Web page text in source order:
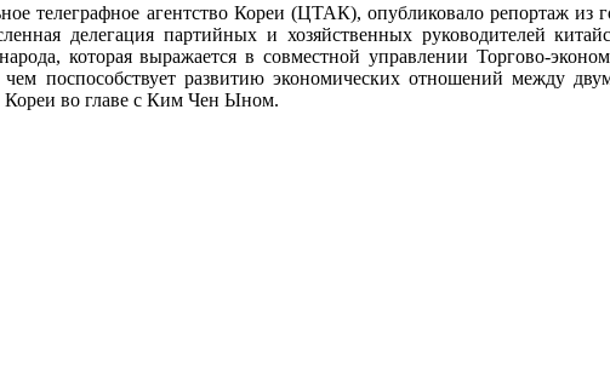
телеграфное агентство Кореи (ЦТАК), опубликовало репортаж из
делегация партийных и хозяйственных руководителей
которая выражается в совместной управлении Торгово-
поспособствует развитию экономических отношений между
Кореи во главе с Ким Чен Ыном.